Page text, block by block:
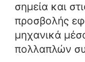
σημεία και
προσβολής
μηχανικά
πολλαπλών